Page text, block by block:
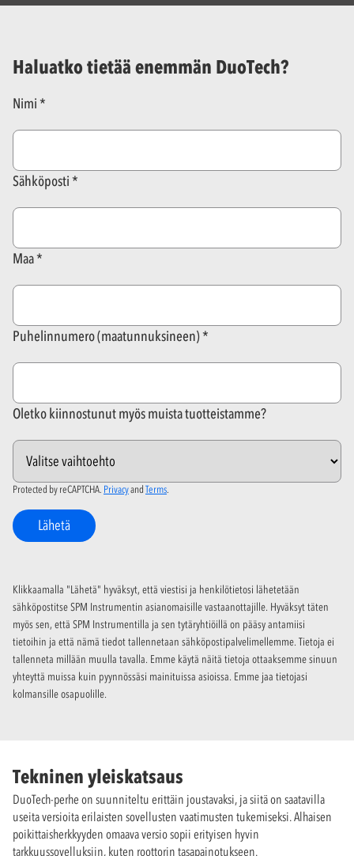
Haluatko tietää enemmän DuoTech?
Nimi
Sähköposti
Maa
Puhelinnumero (maatunnuksineen)
Oletko kiinnostunut myös muista tuotteistamme?
Protected by reCAPTCHA. Privacyand Terms
Lähetä
Klikkaamalla "Lähetä" hyväksyt, että viestisi ja henkilötietosi lähetetään
sähköpostitse SPM Instrumentin asianomaisille vastaanottajille. Hyväksyt täten
myös sen, että SPM Instrumentilla ja sen tytäryhtiöillä on pääsy antamiisi
tietoihin ja että nämä tiedot tallennetaan sähköpostipalvelimellemme. Tietoja ei
tallenneta millään muulla tavalla. Emme käytä näitä tietoja ottaaksemme sinuun
yhteyttä muissa kuin pyynnössäsi mainituissa asioissa. Emme jaa tietojasi
kolmansille osapuolille.
Tekninen yleiskatsaus
DuoTech-perhe on suunniteltu erittäin joustavaksi, ja siitä on saatavilla
useita versioita erilaisten sovellusten vaatimusten tukemiseksi. Alhaisen
poikittaisherkkyyden omaava versio sopii erityisen hyvin
tarkkuussovelluksiin, kuten roottorin tasapainotukseen.